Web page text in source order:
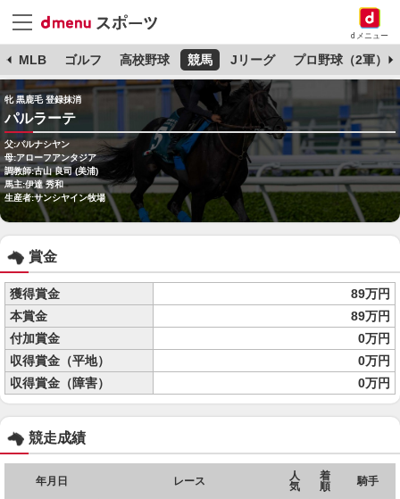
dメニュー
MLB ゴルフ 高校野球 競馬 Jリーグ プロ野球（2軍）
牝 黒鹿毛 登録抹消
パルラーテ
父:パルナシヤン
母:アローフアンタジア
調教師:古山 良司 (美浦)
馬主:伊達 秀和
生産者:サンシヤイン牧場
賞金
獲得賞金
89万円
本賞金
89万円
付加賞金
0万円
収得賞金（平地）
0万円
収得賞金（障害）
0万円
競走成績
年月日 レース
人
気
着
順
騎手